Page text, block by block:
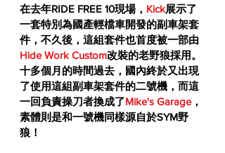
在去年RIDE FREE 10現場， Kick展示了
一套特別為國產輕檔車開發的副車架套
件，不久後，這組套件也首度被一部由
Hide Work Custom改裝的老野狼採用。
十多個月的時間過去，國內終於又出現
了使用這組副車架套件的二號機，而這
一回負責操刀者換成了Mike's Garage，
素體則是和一號機同樣源自於SYM野
狼！